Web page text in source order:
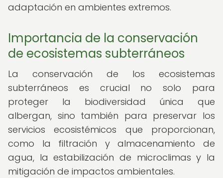
adaptación en ambientes extremos.
Importancia de la conservación
de ecosistemas subterráneos
La conservación de los ecosistemas
subterráneos es crucial no solo para
proteger la biodiversidad única que
albergan, sino también para preservar los
servicios ecosistémicos que proporcionan,
como la filtración y almacenamiento de
agua, la estabilización de microclimas y la
mitigación de impactos ambientales.